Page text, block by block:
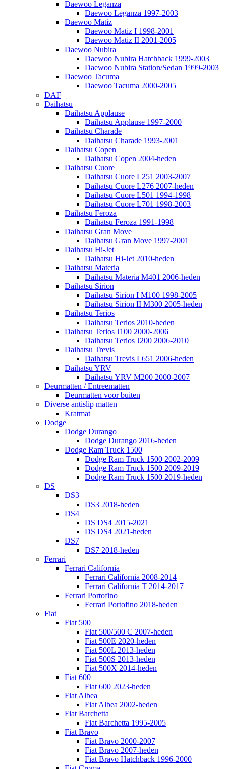
Daewoo Leganza
Daewoo Leganza 1997-2003
Daewoo Matiz
Daewoo Matiz I 1998-2001
Daewoo Matiz II 2001-2005
Daewoo Nubira
Daewoo Nubira Hatchback 1999-2003
Daewoo Nubira Station/Sedan 1999-2003
Daewoo Tacuma
Daewoo Tacuma 2000-2005
DAF
Daihatsu
Daihatsu Applause
Daihatsu Applause 1997-2000
Daihatsu Charade
Daihatsu Charade 1993-2001
Daihatsu Copen
Daihatsu Copen 2004-heden
Daihatsu Cuore
Daihatsu Cuore L251 2003-2007
Daihatsu Cuore L276 2007-heden
Daihatsu Cuore L501 1994-1998
Daihatsu Cuore L701 1998-2003
Daihatsu Feroza
Daihatsu Feroza 1991-1998
Daihatsu Gran Move
Daihatsu Gran Move 1997-2001
Daihatsu Hi-Jet
Daihatsu Hi-Jet 2010-heden
Daihatsu Materia
Daihatsu Materia M401 2006-heden
Daihatsu Sirion
Daihatsu Sirion I M100 1998-2005
Daihatsu Sirion II M300 2005-heden
Daihatsu Terios
Daihatsu Terios 2010-heden
Daihatsu Terios J100 2000-2006
Daihatsu Terios J200 2006-2010
Daihatsu Trevis
Daihatsu Trevis L651 2006-heden
Daihatsu YRV
Daihatsu YRV M200 2000-2007
Deurmatten / Entreematten
Deurmatten voor buiten
Diverse antislip matten
Kratmat
Dodge
Dodge Durango
Dodge Durango 2016-heden
Dodge Ram Truck 1500
Dodge Ram Truck 1500 2002-2009
Dodge Ram Truck 1500 2009-2019
Dodge Ram Truck 1500 2019-heden
DS
DS3
DS3 2018-heden
DS4
DS DS4 2015-2021
DS DS4 2021-heden
DS7
DS7 2018-heden
Ferrari
Ferrari California
Ferrari California 2008-2014
Ferrari California T 2014-2017
Ferrari Portofino
Ferrari Portofino 2018-heden
Fiat
Fiat 500
Fiat 500/500 C 2007-heden
Fiat 500E 2020-heden
Fiat 500L 2013-heden
Fiat 500S 2013-heden
Fiat 500X 2014-heden
Fiat 600
Fiat 600 2023-heden
Fiat Albea
Fiat Albea 2002-heden
Fiat Barchetta
Fiat Barchetta 1995-2005
Fiat Bravo
Fiat Bravo 2000-2007
Fiat Bravo 2007-heden
Fiat Bravo Hatchback 1996-2000